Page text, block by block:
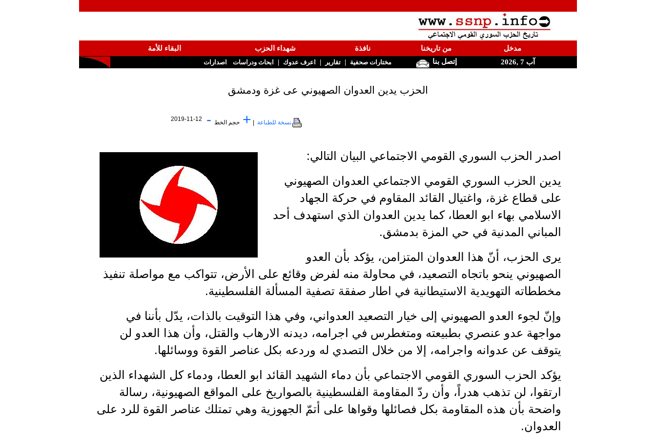
مدخل من تاريخنا نافذة شهداء الحزب
البقاء للأمة
آب 7 ,2026
إتصل بنا مختارات صحفية | تقارير | اعرف عدوك | ابحاث ودراسات اصدارات
الحزب يدين العدوان الصهيوني عى غزة ودمشق
نسخة للطباعة + حجم الخط -
2019-11-12
اصدر الحزب السوري القومي الاجتماعي البيان التالي:
يدين الحزب السوري القومي الاجتماعي العدوان الصهيوني
على قطاع غزة، واغتيال القائد المقاوم في حركة الجهاد
الاسلامي بهاء ابو العطا، كما يدين العدوان الذي استهدف أحد
المباني المدنية في حي المزة بدمشق.
يرى الحزب، أنّ هذا العدوان المتزامن، يؤكد بأن العدو
الصهيوني ينحو باتجاه التصعيد، في محاولة منه لفرض وقائع على الأرض، تتواكب مع مواصلة تنفيذ
مخططاته التهويدية الاستيطانية في اطار صفقة تصفية المسألة الفلسطينية.
وإنّ لجوء العدو الصهيوني إلى خيار التصعيد العدواني، وفي هذا التوقيت بالذات، يدّل بأننا في
مواجهة عدو عنصري بطبيعته ومتغطرس في اجرامه، ديدنه الارهاب والقتل، وأن هذا العدو لن
يتوقف عن عدوانه واجرامه، إلا من خلال التصدي له وردعه بكل عناصر القوة ووسائلها.
يؤكد الحزب السوري القومي الاجتماعي بأن دماء الشهيد القائد ابو العطا، ودماء كل الشهداء الذين
ارتقوا، لن تذهب هدراً، وأن ردّ المقاومة الفلسطينية بالصواريخ على المواقع الصهيونية، رسالة
واضحة بأن هذه المقاومة بكل فصائلها وقواها على أتمّ الجهوزية وهي تمتلك عناصر القوة للرد على
العدوان.